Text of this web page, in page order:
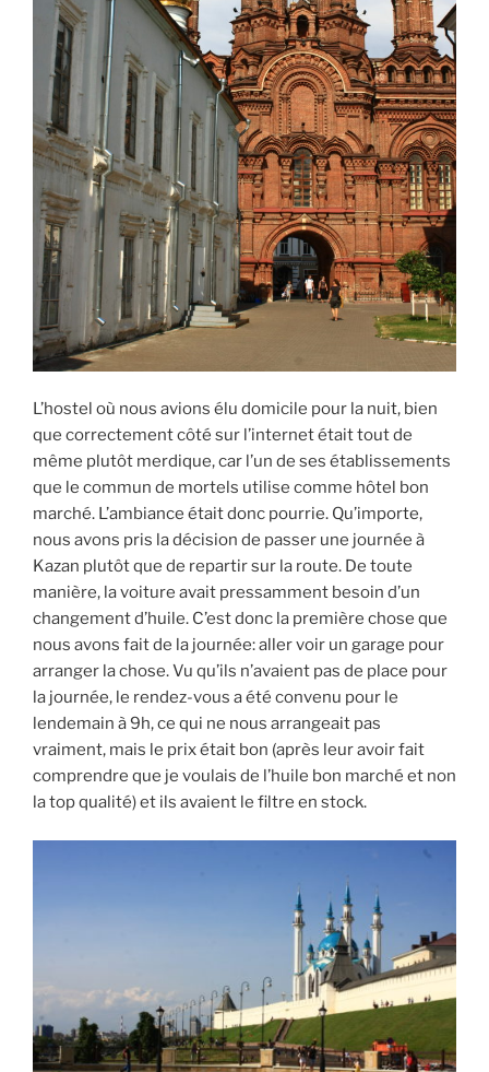
L’hostel où nous avions élu domicile pour la nuit, bien
que correctement côté sur l’internet était tout de
même plutôt merdique, car l’un de ses établissements
que le commun de mortels utilise comme hôtel bon
marché. L’ambiance était donc pourrie. Qu’importe,
nous avons pris la décision de passer une journée à
Kazan plutôt que de repartir sur la route. De toute
manière, la voiture avait pressamment besoin d’un
changement d’huile. C’est donc la première chose que
nous avons fait de la journée: aller voir un garage pour
arranger la chose. Vu qu’ils n’avaient pas de place pour
la journée, le rendez-vous a été convenu pour le
lendemain à 9h, ce qui ne nous arrangeait pas
vraiment, mais le prix était bon (après leur avoir fait
comprendre que je voulais de l’huile bon marché et non
la top qualité) et ils avaient le filtre en stock.